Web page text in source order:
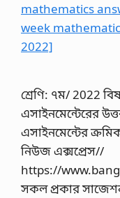
শ্রেণি: ৭ম/ 2022
এসাইনমেন্টেরের
এসাইনমেন্টের
নিউজ এক্সপ্রেস//
https://
সকল প্রকার